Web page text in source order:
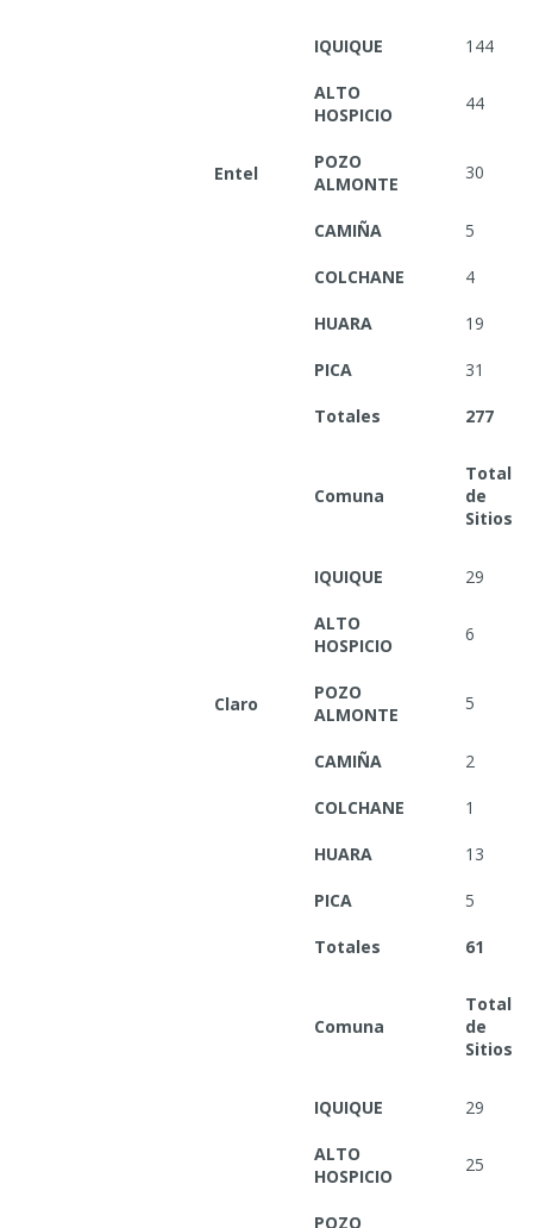
Entel
IQUIQUE 144
ALTO
HOSPICIO
44
POZO
ALMONTE
30
CAMIÑA 5
COLCHANE 4
HUARA 19
PICA 31
Totales 277
Claro
Comuna
Total
de
Sitios
IQUIQUE 29
ALTO
HOSPICIO
6
POZO
ALMONTE
5
CAMIÑA 2
COLCHANE 1
HUARA 13
PICA 5
Totales 61
Comuna
Total
de
Sitios
IQUIQUE 29
ALTO
HOSPICIO
25
POZO